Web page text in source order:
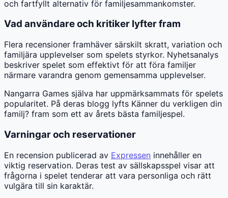
och fartfyllt alternativ för familjesammankomster.
Vad användare och kritiker lyfter fram
Flera recensioner framhäver särskilt skratt, variation och
familjära upplevelser som spelets styrkor. Nyhetsanalys
beskriver spelet som effektivt för att föra familjer
närmare varandra genom gemensamma upplevelser.
Nangarra Games själva har uppmärksammats för spelets
popularitet. På deras blogg lyfts Känner du verkligen din
familj? fram som ett av årets bästa familjespel.
Varningar och reservationer
En recension publicerad av Expressen innehåller en
viktig reservation. Deras test av sällskapsspel visar att
frågorna i spelet tenderar att vara personliga och rätt
vulgära till sin karaktär.